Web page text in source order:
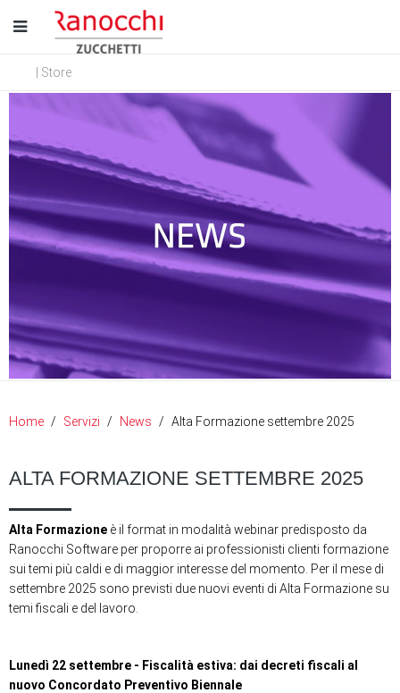
| Store
Home Servizi News Alta Formazione settembre 2025
ALTA FORMAZIONE SETTEMBRE 2025
Alta Formazione è il format in modalità webinar predisposto da
Ranocchi Software per proporre ai professionisti clienti formazione
sui temi più caldi e di maggior interesse del momento. Per il mese di
settembre 2025 sono previsti due nuovi eventi di Alta Formazione su
temi fiscali e del lavoro.
Lunedì 22 settembre - Fiscalità estiva: dai decreti fiscali al
nuovo Concordato Preventivo Biennale